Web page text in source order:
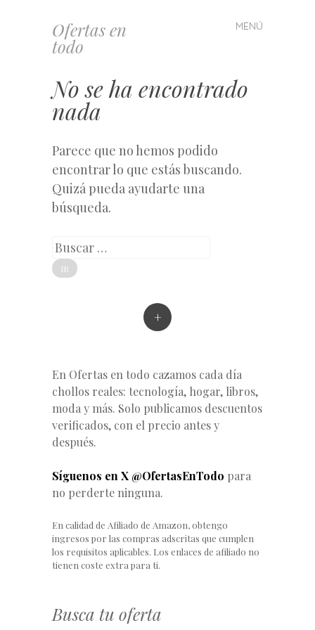
Ofertas en
todo
MENÚ
Saltar
al
No se ha encontrado
nada
Parece que no hemos podido
encontrar lo que estás buscando.
Quizá pueda ayudarte una
búsqueda.
Buscar
+
En Ofertas en todo cazamos cada día
chollos reales: tecnología, hogar, libros,
moda y más. Solo publicamos descuentos
verificados, con el precio antes y
después.
Síguenos en X @OfertasEnTodo para
no perderte ninguna.
En calidad de Afiliado de Amazon, obtengo
ingresos por las compras adscritas que cumplen
los requisitos aplicables. Los enlaces de afiliado no
tienen coste extra para ti.
Busca tu oferta